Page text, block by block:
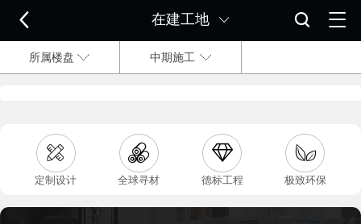
 在建工地  
所属楼盘 中期施工

定制设计

全球寻材

德标工程

极致环保